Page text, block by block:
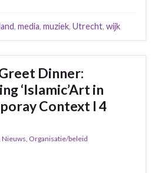
, media, muziek, Utrecht, wijk
Dinner:
‘Islamic’Art in
Context I 4
Nieuws, Organisatie/beleid